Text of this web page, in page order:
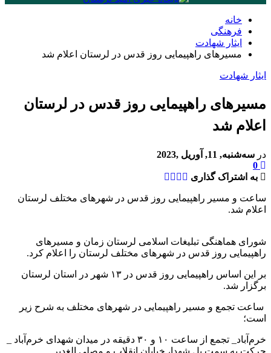
خانه
فرهنگی
ایثار شهادت
مسیرهای راهپیمایی روز قدس در لرستان اعلام شد
ایثار شهادت
مسیرهای راهپیمایی روز قدس در لرستان
اعلام شد
در سه‌شنبه, 11, آوریل ,2023
0
به اشتراک گذاری
ساعت و مسیر راهپیمایی روز قدس در شهرهای مختلف لرستان
اعلام شد.
شورای هماهنگی تبلیغات اسلامی لرستان زمان و مسیرهای
راهپیمایی روز قدس در شهرهای مختلف لرستان را اعلام کرد.
بر این اساس راهپیمایی روز قدس در ۱۳ شهر در استان لرستان
برگزار شد.
ساعت تجمع و مسیر راهپیمایی در شهرهای مختلف به شرح زیر
است؛
خرم‌آباد_ تجمع از ساعت ۱۰ و ۳۰ دقیقه در میدان شهدای خرم‌آباد _
حرکت به سمت پل شهدا، خیابان انقلاب و مصلی الغدیر